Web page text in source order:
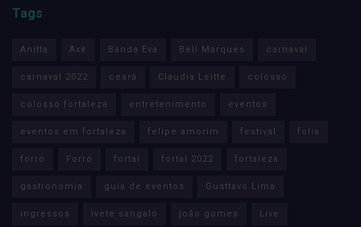
Tags
Anitta Axé Banda Eva Bell Marques carnaval
carnaval 2022 ceará Claudia Leitte colosso
colosso fortaleza entretenimento eventos
eventos em fortaleza felipe amorim festival folia
forro Forró fortal fortal 2022 fortaleza
gastronomia guia de eventos Gusttavo Lima
ingressos ivete sangalo joão gomes Live